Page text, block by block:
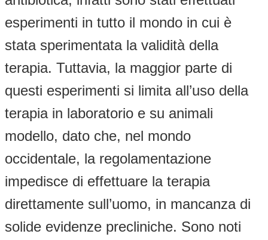
esperimenti in tutto il mondo in cui è
stata sperimentata la validità della
terapia. Tuttavia, la maggior parte di
questi esperimenti si limita all’uso della
terapia in laboratorio e su animali
modello, dato che, nel mondo
occidentale, la regolamentazione
impedisce di effettuare la terapia
direttamente sull’uomo, in mancanza di
solide evidenze precliniche. Sono noti